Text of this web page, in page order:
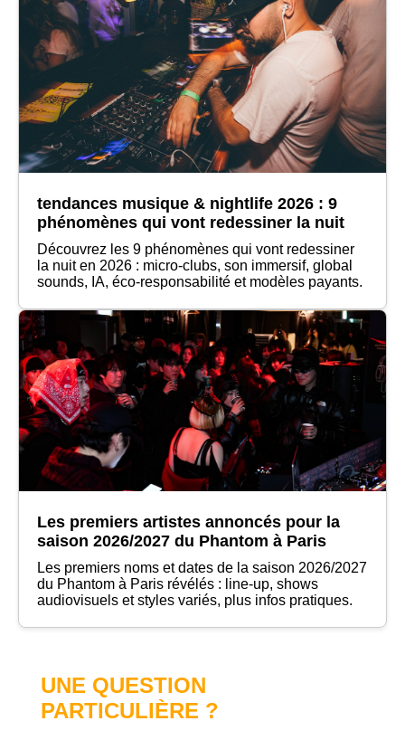
tendances musique & nightlife 2026 : 9
phénomènes qui vont redessiner la nuit
Découvrez les 9 phénomènes qui vont redessiner
la nuit en 2026 : micro-clubs, son immersif, global
sounds, IA, éco-responsabilité et modèles payants.
Les premiers artistes annoncés pour la
saison 2026/2027 du Phantom à Paris
Les premiers noms et dates de la saison 2026/2027
du Phantom à Paris révélés : line-up, shows
audiovisuels et styles variés, plus infos pratiques.
UNE QUESTION
PARTICULIÈRE ?